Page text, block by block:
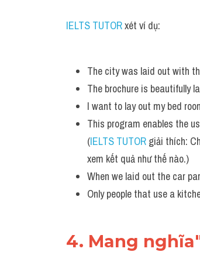
IELTS TUTOR xét ví dụ:
The city was laid out with
The brochure is beautifully
I want to lay out my bed
This program enables the
(IELTS TUTOR giải thích:
xem kết quả như thế nào.)
When we laid out the car
Only people that use a
4. Mang